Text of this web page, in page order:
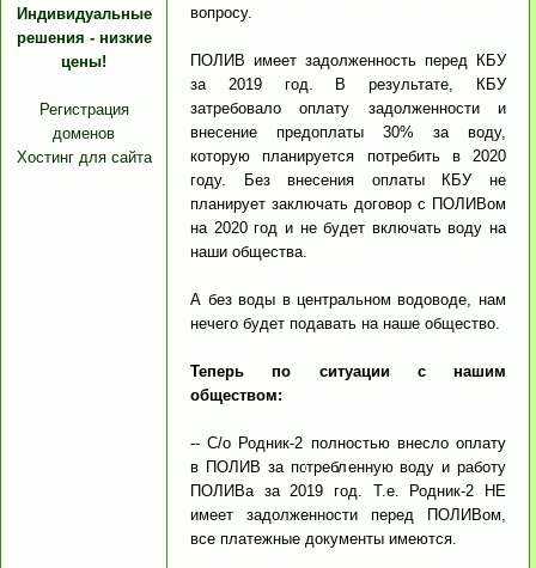
Индивидуальные
решения - низкие
цены!
Регистрация
доменов
Хостинг для сайта
вопросу.
ПОЛИВ имеет задолженность перед КБУ
за 2019 год. В результате, КБУ
затребовало оплату задолженности и
внесение предоплаты 30% за воду,
которую планируется потребить в 2020
году. Без внесения оплаты КБУ не
планирует заключать договор с ПОЛИВом
на 2020 год и не будет включать воду на
наши общества.
А без воды в центральном водоводе, нам
нечего будет подавать на наше общество.
Теперь по ситуации с нашим
обществом:
-- С/о Родник-2 полностью внесло оплату
в ПОЛИВ за потребленную воду и работу
ПОЛИВа за 2019 год. Т.е. Родник-2 НЕ
имеет задолженности перед ПОЛИВом,
все платежные документы имеются.